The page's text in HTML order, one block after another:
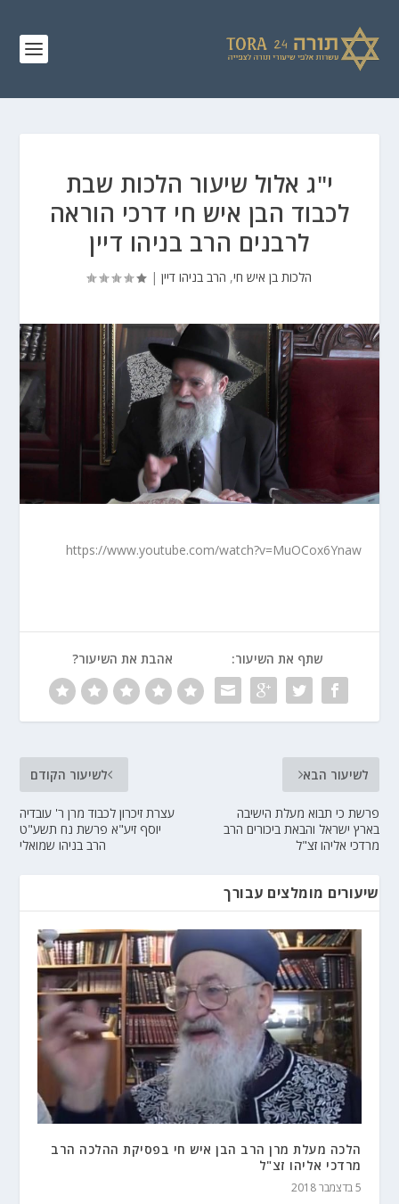
י"ג אלול שיעור הלכות שבת
לכבוד הבן איש חי דרכי הוראה
לרבנים הרב בניהו דיין
הלכות בן איש חי, הרב בניהו דיין |
https://www.youtube.com/watch?v=MuOCox6Ynaw
שתף את השיעור: אהבת את השיעור?
לשיעור הקודם
עצרת זיכרון לכבוד מרן ר' עובדיה
יוסף זיע"א פרשת נח תשע"ט
הרב בניהו שמואלי
לשיעור הבא
פרשת כי תבוא מעלת הישיבה
בארץ ישראל והבאת ביכורים הרב
מרדכי אליהו זצ"ל
שיעורים מומלצים עבורך
הלכה מעלת מרן הרב הבן איש חי בפסיקת ההלכה הרב
מרדכי אליהו זצ"ל
5 בדצמבר 2018